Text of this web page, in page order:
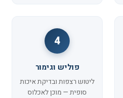
4
פוליש וגימור
ליטוש רצפות ובדיקת איכות
סופית — מוכן לאכלוס